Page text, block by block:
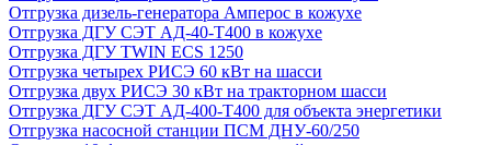
Отгрузка дизель-генератора Амперос в кожухе
Отгрузка ДГУ СЭТ АД-40-Т400 в кожухе
Отгрузка ДГУ TWIN ECS 1250
Отгрузка четырех РИСЭ 60 кВт на шасси
Отгрузка двух РИСЭ 30 кВт на тракторном шасси
Отгрузка ДГУ СЭТ АД-400-Т400 для объекта энергетики
Отгрузка насосной станции ПСМ ДНУ-60/250